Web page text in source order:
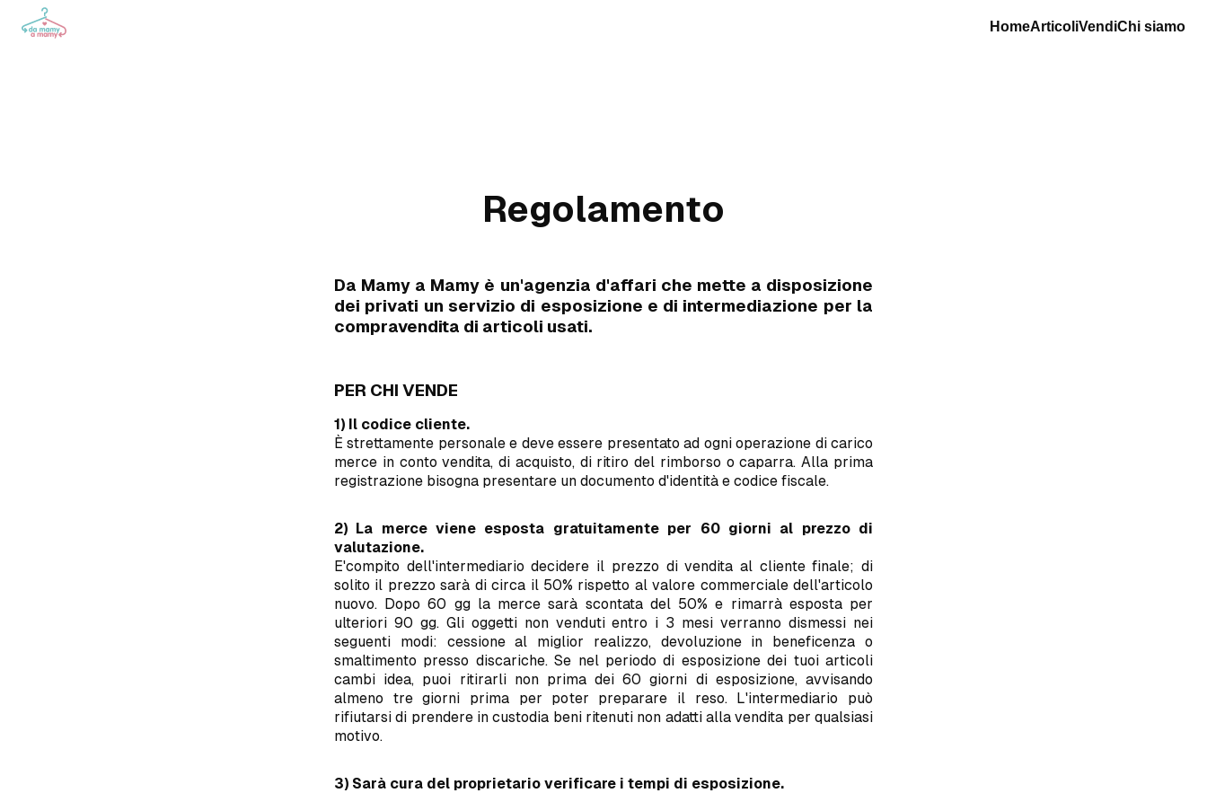
HomeArticoliVendiChi siamo
Regolamento
Da Mamy a Mamy è un'agenzia d'affari che mette a disposizione
dei privati un servizio di esposizione e di intermediazione per la
compravendita di articoli usati.
PER CHI VENDE
1) Il codice cliente.
È strettamente personale e deve essere presentato ad ogni operazione di carico
merce in conto vendita, di acquisto, di ritiro del rimborso o caparra. Alla prima
registrazione bisogna presentare un documento d'identità e codice fiscale.
2) La merce viene esposta gratuitamente per 60 giorni al prezzo di
valutazione.
E'compito dell'intermediario decidere il prezzo di vendita al cliente finale; di
solito il prezzo sarà di circa il 50% rispetto al valore commerciale dell'articolo
nuovo. Dopo 60 gg la merce sarà scontata del 50% e rimarrà esposta per
ulteriori 90 gg. Gli oggetti non venduti entro i 3 mesi verranno dismessi nei
seguenti modi: cessione al miglior realizzo, devoluzione in beneficenza o
smaltimento presso discariche. Se nel periodo di esposizione dei tuoi articoli
cambi idea, puoi ritirarli non prima dei 60 giorni di esposizione, avvisando
almeno tre giorni prima per poter preparare il reso. L'intermediario può
rifiutarsi di prendere in custodia beni ritenuti non adatti alla vendita per qualsiasi
motivo.
3) Sarà cura del proprietario verificare i tempi di esposizione.